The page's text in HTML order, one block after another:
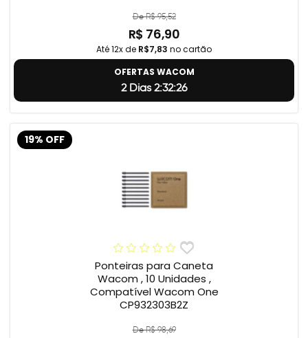
De R$ 95,52
R$ 76,90
Até 12x de R$7,83 no cartão
OFERTAS WACOM
2 Dias 2:32:25
19% OFF
Ponteiras para Caneta
Wacom , 10 Unidades ,
Compatível Wacom One
CP932303B2Z
De R$ 98,69